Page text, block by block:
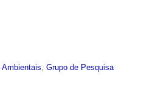
,Grupo de Pesquisa